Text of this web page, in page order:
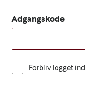
Adgangskode
Forbliv logget ind